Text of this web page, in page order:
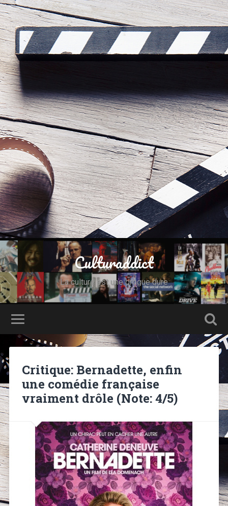
Culturaddict
La culture est une drogue dure
Critique: Bernadette, enfin
une comédie française
vraiment drôle (Note: 4/5)